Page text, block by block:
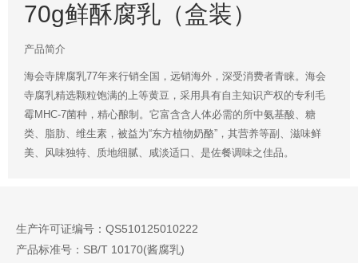
70g鲜酥腐乳（盒装）
产品简介
海会寺牌腐乳77年来行销全国，远销海外，深受消费者青睐。海会
寺腐乳精选颗粒饱满的上等黄豆，采用具有自主知识产权的专利毛
霉MHC-7菌种，精心酿制。它富含含人体必需的所中氨基酸、糖
类、脂肪、维生素，被益为“东方植物奶酪”，其营养等副、滋味鲜
美、风味独特、质地细腻、咸淡适口、是佐餐调味之佳品。
生产许可证编号：QS510125010222
产品标准号：SB/T 10170(酱腐乳)